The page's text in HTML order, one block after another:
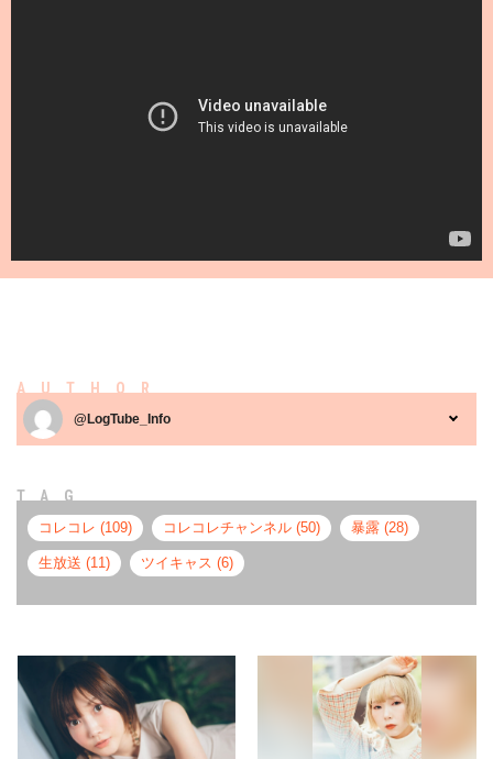
AUTHOR
@LogTube_Info
TAG
コレコレ (109) コレコレチャンネル (50) 暴露 (28)
生放送 (11) ツイキャス (6)